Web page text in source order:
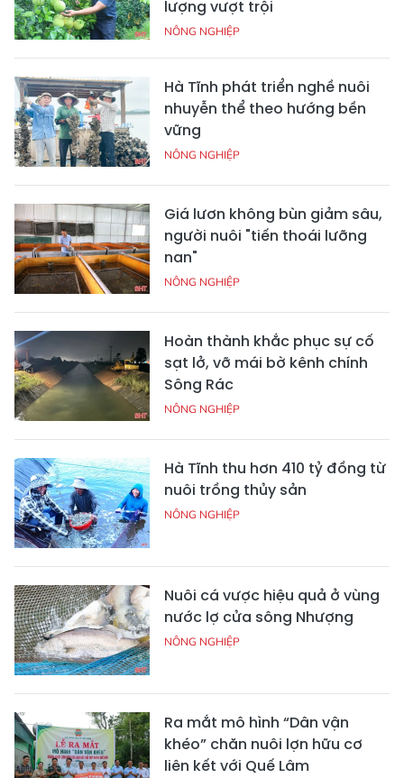
lượng vượt trội
NÔNG NGHIỆP
Hà Tĩnh phát triển nghề nuôi
nhuyễn thể theo hướng bền
vững
NÔNG NGHIỆP
Giá lươn không bùn giảm sâu,
người nuôi "tiến thoái lưỡng
nan"
NÔNG NGHIỆP
Hoàn thành khắc phục sự cố
sạt lở, vỡ mái bờ kênh chính
Sông Rác
NÔNG NGHIỆP
Hà Tĩnh thu hơn 410 tỷ đồng từ
nuôi trồng thủy sản
NÔNG NGHIỆP
Nuôi cá vược hiệu quả ở vùng
nước lợ cửa sông Nhượng
NÔNG NGHIỆP
Ra mắt mô hình “Dân vận
khéo” chăn nuôi lợn hữu cơ
liên kết với Quế Lâm